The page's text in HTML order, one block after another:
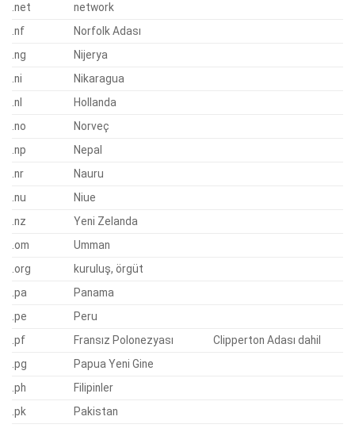
.net
network
.nf
Norfolk Adası
.ng
Nijerya
.ni
Nikaragua
.nl
Hollanda
.no
Norveç
.np
Nepal
.nr
Nauru
.nu
Niue
.nz
Yeni Zelanda
.om
Umman
.org
kuruluş, örgüt
.pa
Panama
.pe
Peru
.pf
Fransız Polonezyası
Clipperton Adası dahil
.pg
Papua Yeni Gine
.ph
Filipinler
.pk
Pakistan